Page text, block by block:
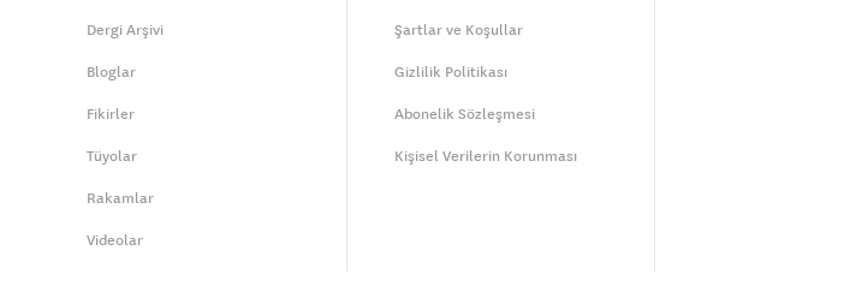
Dergi Arşivi
Bloglar
Fikirler
Tüyolar
Rakamlar
Videolar
Şartlar ve Koşullar
Gizlilik Politikası
Abonelik Sözleşmesi
Kişisel Verilerin Korunması